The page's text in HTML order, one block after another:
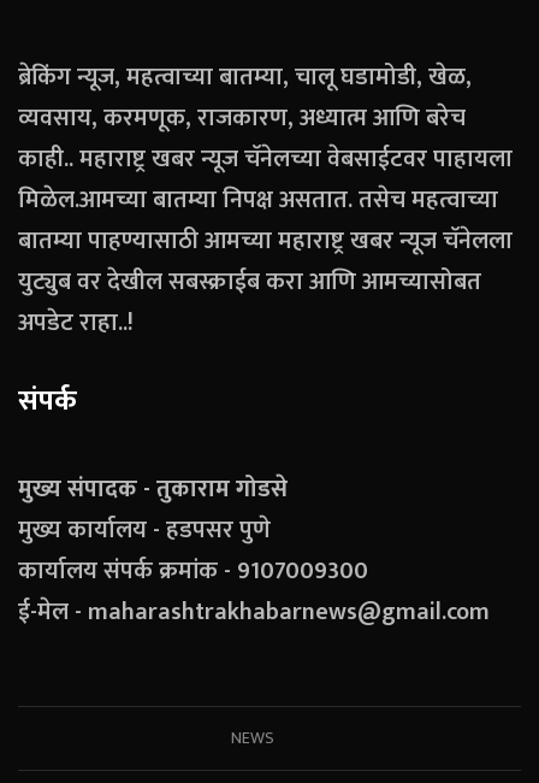
ब्रेकिंग न्यूज, महत्वाच्या बातम्या, चालू घडामोडी, खेळ,
व्यवसाय, करमणूक, राजकारण, अध्यात्म आणि बरेच
काही.. महाराष्ट्र खबर न्यूज चॅनेलच्या वेबसाईटवर पाहायला
मिळेल.आमच्या बातम्या निपक्ष असतात. तसेच महत्वाच्या
बातम्या पाहण्यासाठी आमच्या महाराष्ट्र खबर न्यूज चॅनेलला
युट्युब वर देखील सबस्क्राईब करा आणि आमच्यासोबत
अपडेट राहा..!
संपर्क
मुख्य संपादक - तुकाराम गोडसे
मुख्य कार्यालय - हडपसर पुणे
कार्यालय संपर्क क्रमांक - 9107009300
ई-मेल - maharashtrakhabarnews@gmail.com
NEWS